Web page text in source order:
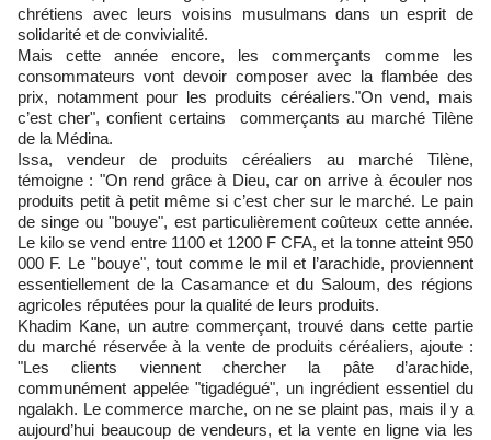
chrétiens avec leurs voisins musulmans dans un esprit de
solidarité et de convivialité.
Mais cette année encore, les commerçants comme les
consommateurs vont devoir composer avec la flambée des
prix, notamment pour les produits céréaliers."On vend, mais
c’est cher", confient certains commerçants au marché Tilène
de la Médina.
Issa, vendeur de produits céréaliers au marché Tilène,
témoigne : "On rend grâce à Dieu, car on arrive à écouler nos
produits petit à petit même si c’est cher sur le marché. Le pain
de singe ou "bouye", est particulièrement coûteux cette année.
Le kilo se vend entre 1100 et 1200 F CFA, et la tonne atteint 950
000 F. Le "bouye", tout comme le mil et l’arachide, proviennent
essentiellement de la Casamance et du Saloum, des régions
agricoles réputées pour la qualité de leurs produits.
Khadim Kane, un autre commerçant, trouvé dans cette partie
du marché réservée à la vente de produits céréaliers, ajoute :
"Les clients viennent chercher la pâte d’arachide,
communément appelée "tigadégué", un ingrédient essentiel du
ngalakh. Le commerce marche, on ne se plaint pas, mais il y a
aujourd’hui beaucoup de vendeurs, et la vente en ligne via les